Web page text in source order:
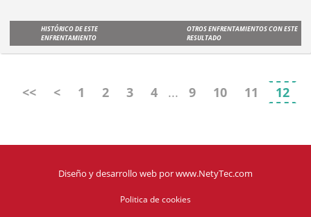
HISTÓRICO DE ESTE
ENFRENTAMIENTO
OTROS ENFRENTAMIENTOS CON ESTE
RESULTADO
<< < 1 2 3 4 ... 9 10 11 12
Diseño y desarrollo web porwww.NetyTec.com
Politica de cookies